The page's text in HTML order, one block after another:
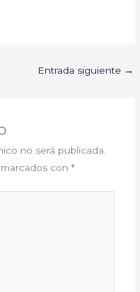
Entrada siguiente →
no será publicada.
con *